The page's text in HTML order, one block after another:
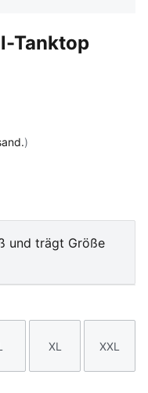
Tanktop
)
und trägt Größe
Größe
XL
Größe
XXL